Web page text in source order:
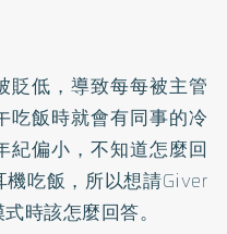
貶低，導致每每被主管
吃飯時就會有同事的冷
紀偏小，不知道怎麼回
吃飯，所以想請Giver
時該怎麼回答。